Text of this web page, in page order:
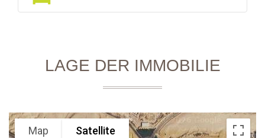
LAGE DER IMMOBILIE
Map Satellite